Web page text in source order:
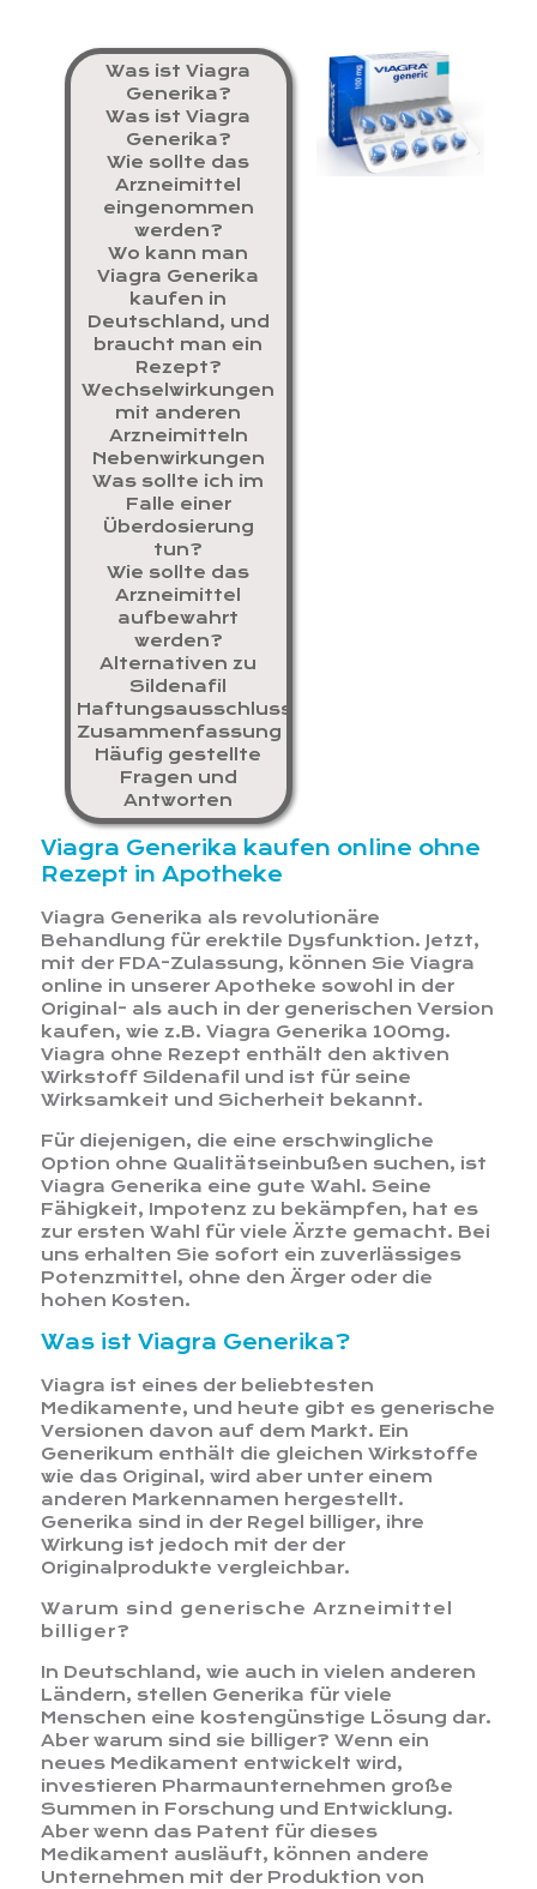
Was ist Viagra
Generika?
Was ist Viagra
Generika?
Wie sollte das
Arzneimittel
eingenommen
werden?
Wo kann man
Viagra Generika
kaufen in
Deutschland, und
braucht man ein
Rezept?
Wechselwirkungen
mit anderen
Arzneimitteln
Nebenwirkungen
Was sollte ich im
Falle einer
Überdosierung
tun?
Wie sollte das
Arzneimittel
aufbewahrt
werden?
Alternativen zu
Sildenafil
Haftungsausschluss
Zusammenfassung
Häufig gestellte
Fragen und
Antworten
Viagra Generika kaufen online ohne
Rezept in Apotheke
Viagra Generika als revolutionäre
Behandlung für erektile Dysfunktion. Jetzt,
mit der FDA-Zulassung, können Sie Viagra
online in unserer Apotheke sowohl in der
Original- als auch in der generischen Version
kaufen, wie z.B. Viagra Generika 100mg.
Viagra ohne Rezept enthält den aktiven
Wirkstoff Sildenafil und ist für seine
Wirksamkeit und Sicherheit bekannt.
Für diejenigen, die eine erschwingliche
Option ohne Qualitätseinbußen suchen, ist
Viagra Generika eine gute Wahl. Seine
Fähigkeit, Impotenz zu bekämpfen, hat es
zur ersten Wahl für viele Ärzte gemacht. Bei
uns erhalten Sie sofort ein zuverlässiges
Potenzmittel, ohne den Ärger oder die
hohen Kosten.
Was ist Viagra Generika?
Viagra ist eines der beliebtesten
Medikamente, und heute gibt es generische
Versionen davon auf dem Markt. Ein
Generikum enthält die gleichen Wirkstoffe
wie das Original, wird aber unter einem
anderen Markennamen hergestellt.
Generika sind in der Regel billiger, ihre
Wirkung ist jedoch mit der der
Originalprodukte vergleichbar.
Warum sind generische Arzneimittel
billiger?
In Deutschland, wie auch in vielen anderen
Ländern, stellen Generika für viele
Menschen eine kostengünstige Lösung dar.
Aber warum sind sie billiger? Wenn ein
neues Medikament entwickelt wird,
investieren Pharmaunternehmen große
Summen in Forschung und Entwicklung.
Aber wenn das Patent für dieses
Medikament ausläuft, können andere
Unternehmen mit der Produktion von